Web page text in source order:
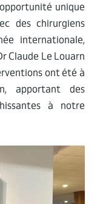
unique
des chirurgiens
internationale,
Claude Le Louarn
ont été à
apportant des
à notre